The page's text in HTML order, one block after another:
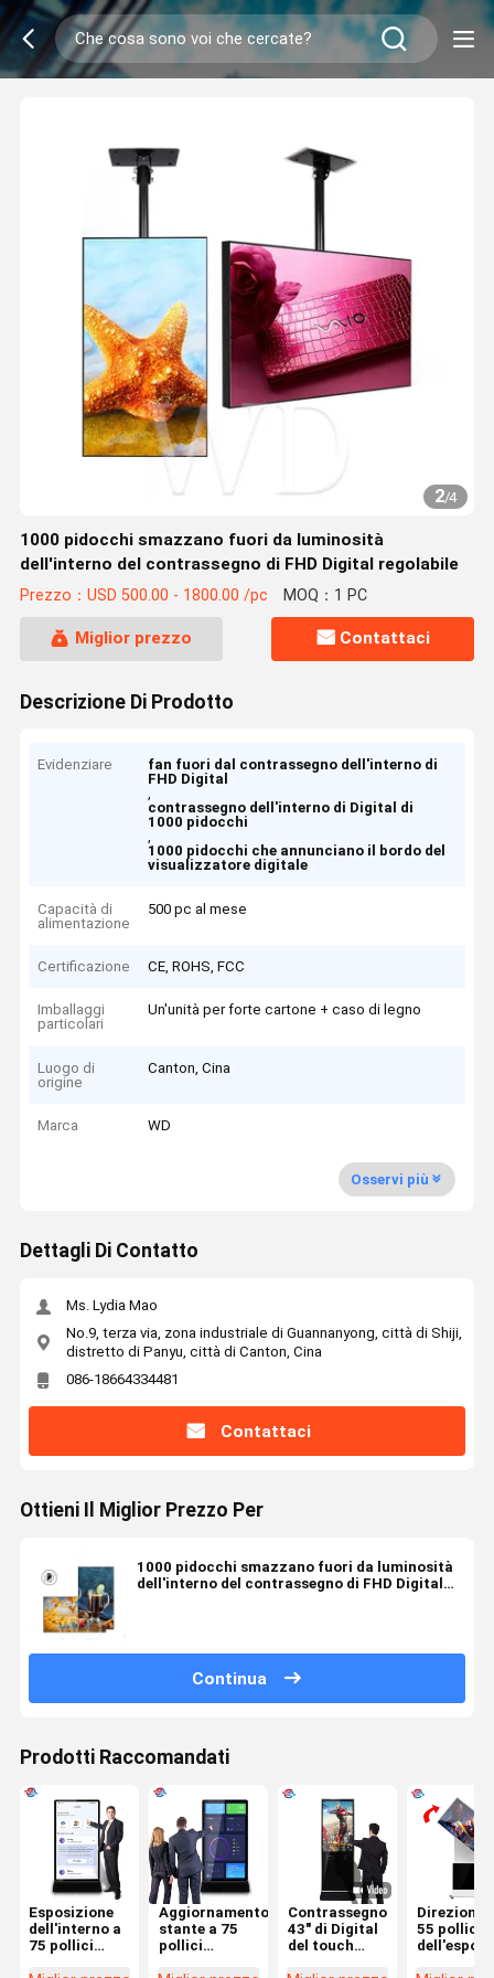
2/4
1000 pidocchi smazzano fuori da luminosità
dell'interno del contrassegno di FHD Digital regolabile
Prezzo：USD 500.00 - 1800.00 /pc MOQ：1 PC
Miglior prezzo Contattaci
Descrizione Di Prodotto
Evidenziare
fan fuori dal contrassegno dell'interno di
FHD Digital
,
contrassegno dell'interno di Digital di
1000 pidocchi
,
1000 pidocchi che annunciano il bordo del
visualizzatore digitale
Capacità di
alimentazione
500 pc al mese
Certificazione CE, ROHS, FCC
Imballaggi
particolari
Un'unità per forte cartone + caso di legno
Luogo di
origine
Canton, Cina
Marca WD
Osservi più
Dettagli Di Contatto
Ms. Lydia Mao
No.9, terza via, zona industriale di Guannanyong, città di Shiji,
distretto di Panyu, città di Canton, Cina
086-18664334481
Contattaci
Ottieni Il Miglior Prezzo Per
1000 pidocchi smazzano fuori da luminosità
dell'interno del contrassegno di FHD Digital
Continua
Prodotti Raccomandati
Esposizione
dell'interno a
75 pollici
Aggiornamento
stante a 75
pollici
Contrassegno
43" di Digital
del touch
Direzione
55 pollici